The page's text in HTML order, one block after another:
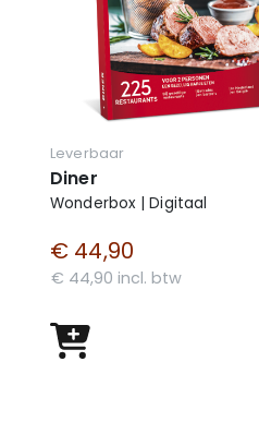
Leverbaar
Diner
Wonderbox | Digitaal
€ 44,90
€ 44,90 incl. btw